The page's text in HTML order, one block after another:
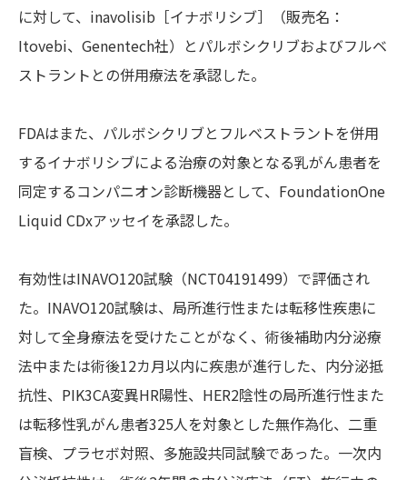
に対して、inavolisib［イナボリシブ］（販売名：
Itovebi、Genentech社）とパルボシクリブおよびフルベ
ストラントとの併用療法を承認した。
FDAはまた、パルボシクリブとフルベストラントを併用
するイナボリシブによる治療の対象となる乳がん患者を
同定するコンパニオン診断機器として、FoundationOne
Liquid CDxアッセイを承認した。
有効性はINAVO120試験（NCT04191499）で評価され
た。INAVO120試験は、局所進行性または転移性疾患に
対して全身療法を受けたことがなく、術後補助内分泌療
法中または術後12カ月以内に疾患が進行した、内分泌抵
抗性、PIK3CA変異HR陽性、HER2陰性の局所進行性また
は転移性乳がん患者325人を対象とした無作為化、二重
盲検、プラセボ対照、多施設共同試験であった。一次内